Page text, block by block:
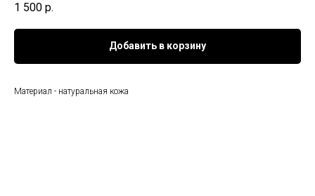
1 500 р.
Добавить в корзину
Материал - натуральная кожа